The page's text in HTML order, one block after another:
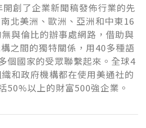
創了企業新聞稿發佈行業的先
北美洲、歐洲、亞洲和中東16
與倫比的辦事處網路，借助與
之間的獨特關係，用40多種語
個國家的受眾聯繫起來。全球4
和政府機構都在使用美通社的
50%以上的財富500強企業。